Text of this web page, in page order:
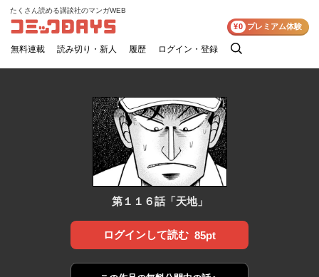
コミックDAYS
たくさん読める講談社のマンガWEB
無料連載 読み切り・新人 履歴 ログイン・登録
検
¥0 プレミアム体験
第１１６話「天地」
ログインして読む 85pt